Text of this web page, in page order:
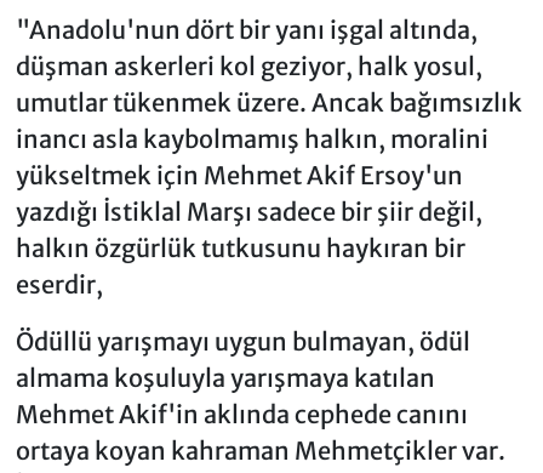
"Anadolu'nun dört bir yanı işgal altında,
düşman askerleri kol geziyor, halk yosul,
umutlar tükenmek üzere. Ancak bağımsızlık
inancı asla kaybolmamış halkın, moralini
yükseltmek için Mehmet Akif Ersoy'un
yazdığı İstiklal Marşı sadece bir şiir değil,
halkın özgürlük tutkusunu haykıran bir
eserdir,
Ödüllü yarışmayı uygun bulmayan, ödül
almama koşuluyla yarışmaya katılan
Mehmet Akif'in aklında cephede canını
ortaya koyan kahraman Mehmetçikler var.